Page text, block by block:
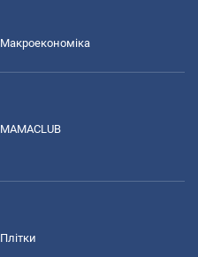
Макроекономіка
MAMACLUB
Плітки